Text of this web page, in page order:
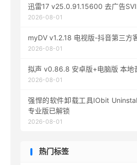
迅雷17 v25.0.91.15600 去广告
2026-08-01
myDV v1.2.18 电视版-抖音第三方
2026-08-01
拟声 v0.86.8 安卓版+电脑版 本地
2026-08-01
强悍的软件卸载工具IObit
专业版已解锁
2026-08-01
热门标签